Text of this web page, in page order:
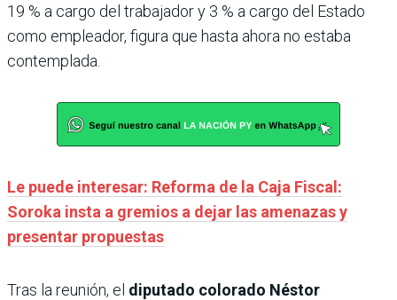
19 % a cargo del trabajador y 3 % a cargo del Estado
como empleador, figura que hasta ahora no estaba
contemplada.
Le puede interesar: Reforma de la Caja Fiscal:
Soroka insta a gremios a dejar las amenazas y
presentar propuestas
Tras la reunión, el diputado colorado Néstor